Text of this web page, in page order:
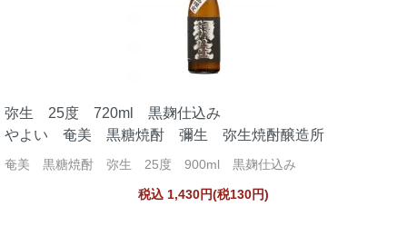
弥生 25度 720ml 黒麹仕込み
やよい 奄美 黒糖焼酎 彌生 弥生焼酎醸造所
奄美 黒糖焼酎 弥生 25度 900ml 黒麹仕込み
税込 1,430円(税130円)